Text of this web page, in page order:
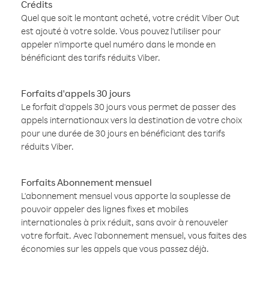
Crédits
Quel que soit le montant acheté, votre crédit Viber Out
est ajouté à votre solde. Vous pouvez l'utiliser pour
appeler n'importe quel numéro dans le monde en
bénéficiant des tarifs réduits Viber.
Forfaits d'appels 30 jours
Le forfait d'appels 30 jours vous permet de passer des
appels internationaux vers la destination de votre choix
pour une durée de 30 jours en bénéficiant des tarifs
réduits Viber.
Forfaits Abonnement mensuel
L'abonnement mensuel vous apporte la souplesse de
pouvoir appeler des lignes fixes et mobiles
internationales à prix réduit, sans avoir à renouveler
votre forfait. Avec l'abonnement mensuel, vous faites des
économies sur les appels que vous passez déjà.